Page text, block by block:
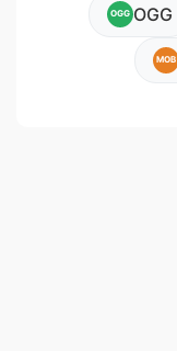
OGG OGG
MOB